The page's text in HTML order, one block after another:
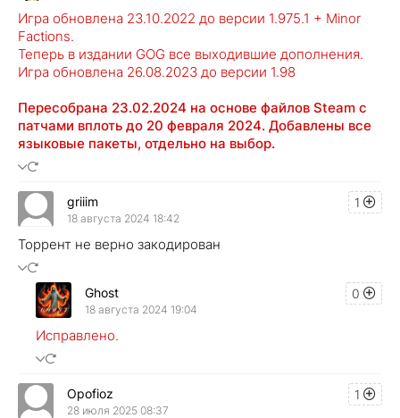
Игра обновлена 23.10.2022 до версии 1.975.1 + Minor
Factions.
Теперь в издании GOG все выходившие дополнения.
Игра обновлена 26.08.2023 до версии 1.98
Пересобрана 23.02.2024 на основе файлов Steam с
патчами вплоть до 20 февраля 2024. Добавлены все
языковые пакеты, отдельно на выбор.
1
griiim
18 августа 2024 18:42
Торрент не верно закодирован
0
Ghost
18 августа 2024 19:04
Исправлено.
1
Opofioz
28 июля 2025 08:37